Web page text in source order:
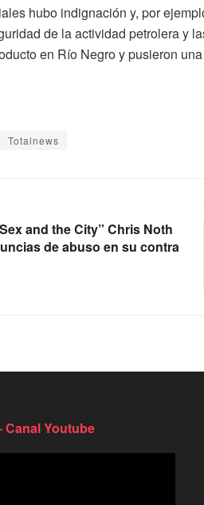
hubo indignación y, por
de la actividad petrolera y
en Río Negro y pusieron
Totalnews
and the City” Chris Noth
de abuso en su contra
Canal Youtube